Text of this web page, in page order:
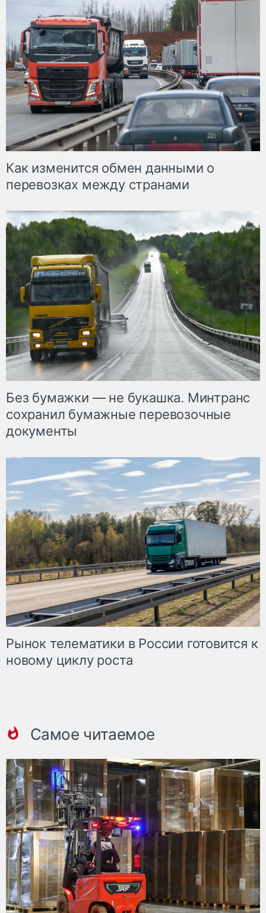
Как изменится обмен данными о
перевозках между странами
Без бумажки — не букашка. Минтранс
сохранил бумажные перевозочные
документы
Рынок телематики в России готовится к
новому циклу роста
Самое читаемое